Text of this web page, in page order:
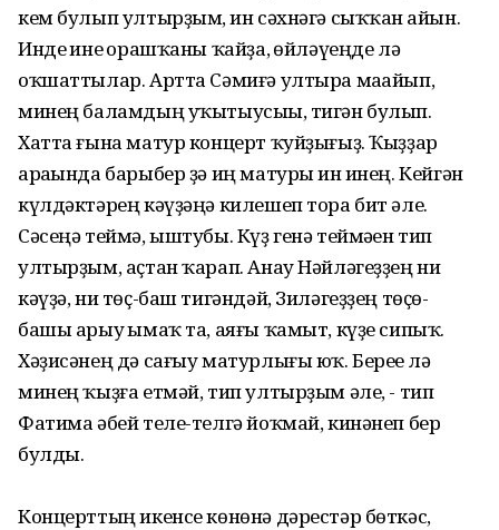
кем булып ултырҙым, һин сәхнәгә сыҡҡан һайын.
Инде һине һорашҡаны ҡайҙа, һөйләүеңде лә
оҡшаттылар. Артта Сәмиғә ултыра маһайып,
минең баламдың уҡытыусыһы, тигән булып.
Хатта ғына матур концерт ҡуйҙығыҙ. Ҡыҙҙар
араһында барыбер ҙә иң матуры һин инең. Кейгән
күлдәктәрең кәүҙәңә килешеп тора бит әле.
Сәсеңә теймә, ыштубы. Күҙ генә теймәһен тип
ултырҙым, аҫтан ҡарап. Анау Нәйләгеҙҙең ни
кәүҙә, ни төҫ-баш тигәндәй, Зиләгеҙҙең төҫө-
башы арыу һымаҡ та, аяғы ҡамыт, күҙе сипыҡ.
Хәҙисәнең дә сағыу матурлығы юҡ. Береһе лә
минең ҡыҙға етмәй, тип ултырҙым әле, - тип
Фатима әбей теле-телгә йоҡмай, кинәнеп бер
булды.
Концерттың икенсе көнөнә дәрестәр бөткәс,